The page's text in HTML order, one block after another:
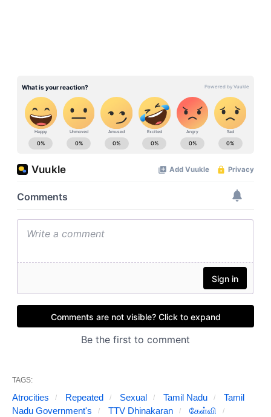
TAGS:
Atrocities Repeated Sexual Tamil Nadu
Tamil
Nadu Government's
TTV Dhinakaran
கேள்வி